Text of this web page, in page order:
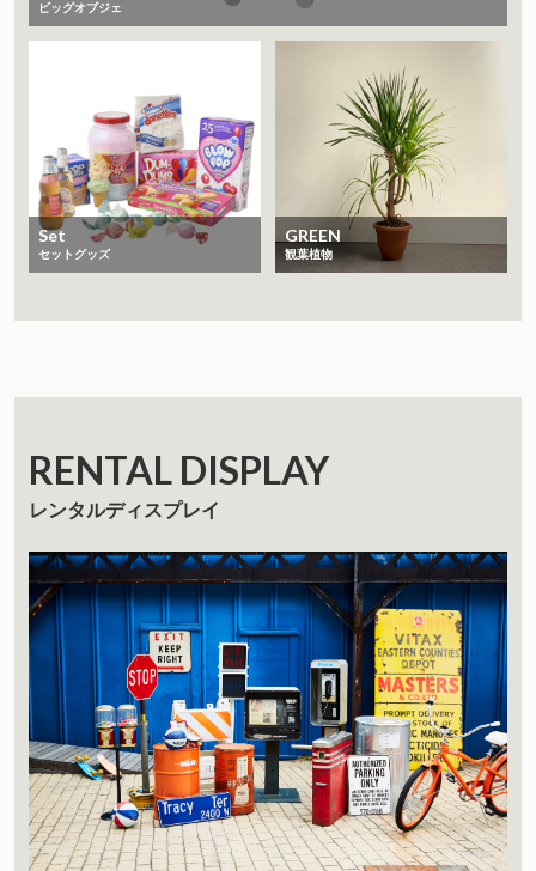
ビッグオブジェ
Set
セットグッズ
GREEN
観葉植物
RENTAL DISPLAY
レンタルディスプレイ